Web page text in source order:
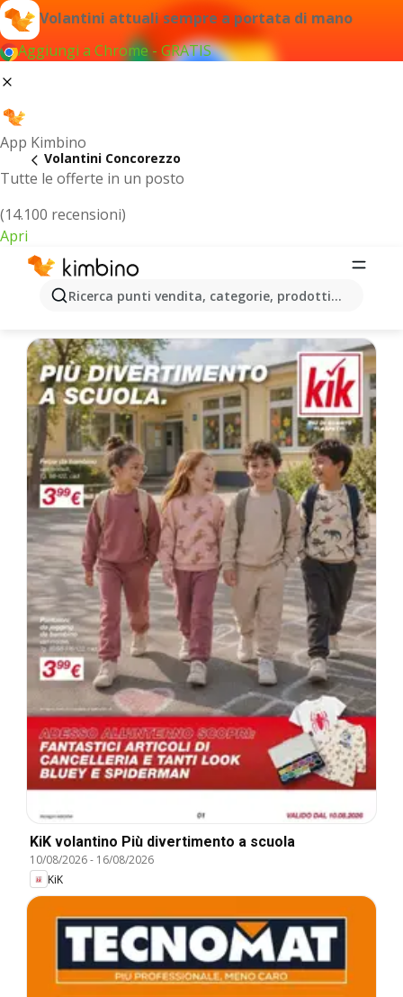
Volantini attuali sempre a portata di mano
Aggiungi a Chrome - GRATIS
App Kimbino
Tutte le offerte in un posto
(14.100 recensioni)
Apri
Ricerca punti vendita, categorie, prodotti...
Volantini Concorezzo
Concorezzo - Volantini più recenti
KiK volantino Più divertimento a scuola
10/08/2026- 16/08/2026
KiK